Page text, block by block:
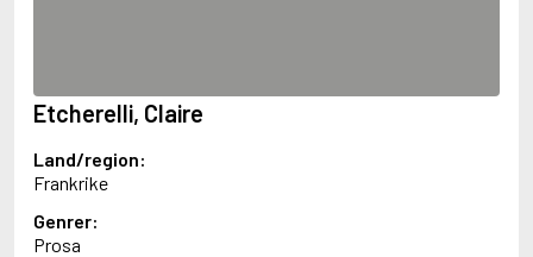
Adamov, Arthur
Adams, Douglas
Adams, Jane
Adams, Richard
Adbåge, Emma
Adbåge, Lisen
Etcherelli, Claire
Land/region:
Frankrike
Genrer:
Prosa